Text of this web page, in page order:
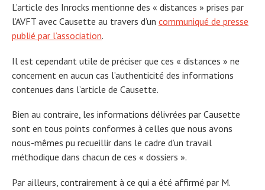
L’article des Inrocks mentionne des « distances » prises par
l’AVFT avec Causette au travers d’un communiqué de presse
publié par l’association.
Il est cependant utile de préciser que ces « distances » ne
concernent en aucun cas l’authenticité des informations
contenues dans l’article de Causette.
Bien au contraire, les informations délivrées par Causette
sont en tous points conformes à celles que nous avons
nous-mêmes pu recueillir dans le cadre d’un travail
méthodique dans chacun de ces « dossiers ».
Par ailleurs, contrairement à ce qui a été affirmé par M.